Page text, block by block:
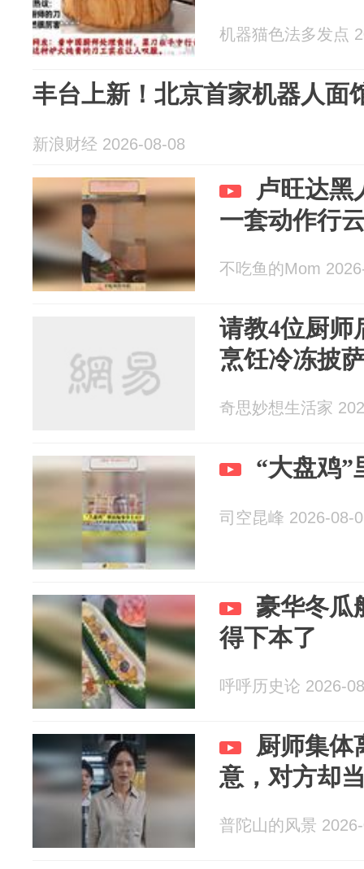
机器猫色法多发点
丰台上新！北京首家机器人面
新浪财经 2026-08-08
卢旺达黑
一套动作行
不吃鱼的Mom
请教4位厨师
烹饪冷冻披
奇思妙想生活家
“大盘鸡”
司空昆峰 2026-08-
豪华冬瓜
得下本了
呼呼历史论 2026-
厨师集体
意，对方却
普陀山的风景